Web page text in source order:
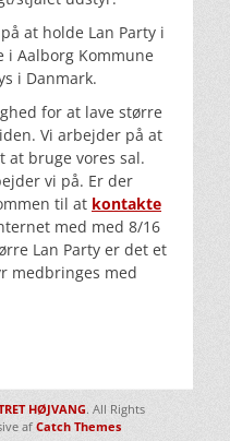
at holde Lan Party i
Aalborg Kommune
i Danmark.
for at lave større
Vi arbejder på at
at bruge vores sal.
vi på. Er der
til at kontakte
med med 8/16
Lan Party er det et
medbringes med
HØJVANG. All Rights
af Catch Themes